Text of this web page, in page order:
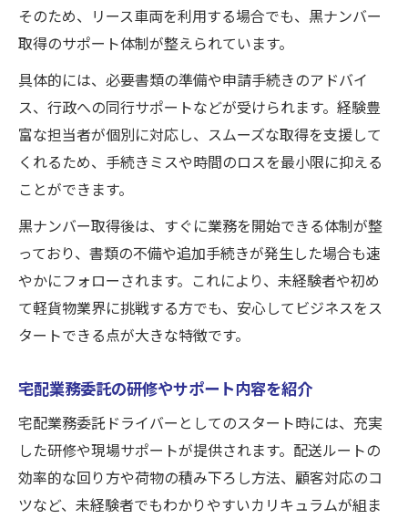
そのため、リース車両を利用する場合でも、黒ナンバー
取得のサポート体制が整えられています。
具体的には、必要書類の準備や申請手続きのアドバイ
ス、行政への同行サポートなどが受けられます。経験豊
富な担当者が個別に対応し、スムーズな取得を支援して
くれるため、手続きミスや時間のロスを最小限に抑える
ことができます。
黒ナンバー取得後は、すぐに業務を開始できる体制が整
っており、書類の不備や追加手続きが発生した場合も速
やかにフォローされます。これにより、未経験者や初め
て軽貨物業界に挑戦する方でも、安心してビジネスをス
タートできる点が大きな特徴です。
宅配業務委託の研修やサポート内容を紹介
宅配業務委託ドライバーとしてのスタート時には、充実
した研修や現場サポートが提供されます。配送ルートの
効率的な回り方や荷物の積み下ろし方法、顧客対応のコ
ツなど、未経験者でもわかりやすいカリキュラムが組ま